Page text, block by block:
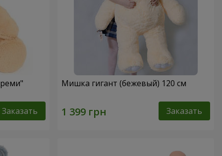
Заказать
Мишка гигант (бежевый) 120 см
Заказать